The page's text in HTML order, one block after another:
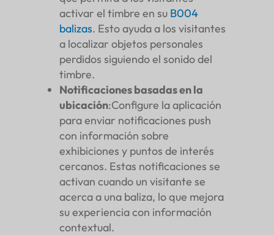
activar el timbre en su B004
balizas. Esto ayuda a los visitantes
a localizar objetos personales
perdidos siguiendo el sonido del
timbre.
Notificaciones basadas en la
ubicación:Configure la aplicación
para enviar notificaciones push
con información sobre
exhibiciones y puntos de interés
cercanos. Estas notificaciones se
activan cuando un visitante se
acerca a una baliza, lo que mejora
su experiencia con información
contextual.